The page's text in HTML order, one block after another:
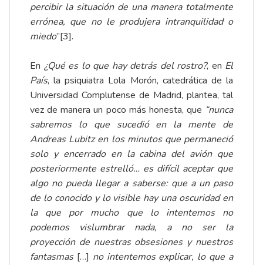
percibir la situación de una manera totalmente
errónea, que no le produjera intranquilidad o
miedo”[3].
En ¿Qué es lo que hay detrás del rostro?, en El
País, la psiquiatra Lola Morón, catedrática de la
Universidad Complutense de Madrid, plantea, tal
vez de manera un poco más honesta, que “nunca
sabremos lo que sucedió en la mente de
Andreas Lubitz en los minutos que permaneció
solo y encerrado en la cabina del avión que
posteriormente estrelló… es difícil aceptar que
algo no pueda llegar a saberse: que a un paso
de lo conocido y lo visible hay una oscuridad en
la que por mucho que lo intentemos no
podemos vislumbrar nada, a no ser la
proyección de nuestras obsesiones y nuestros
fantasmas […] no intentemos explicar, lo que a